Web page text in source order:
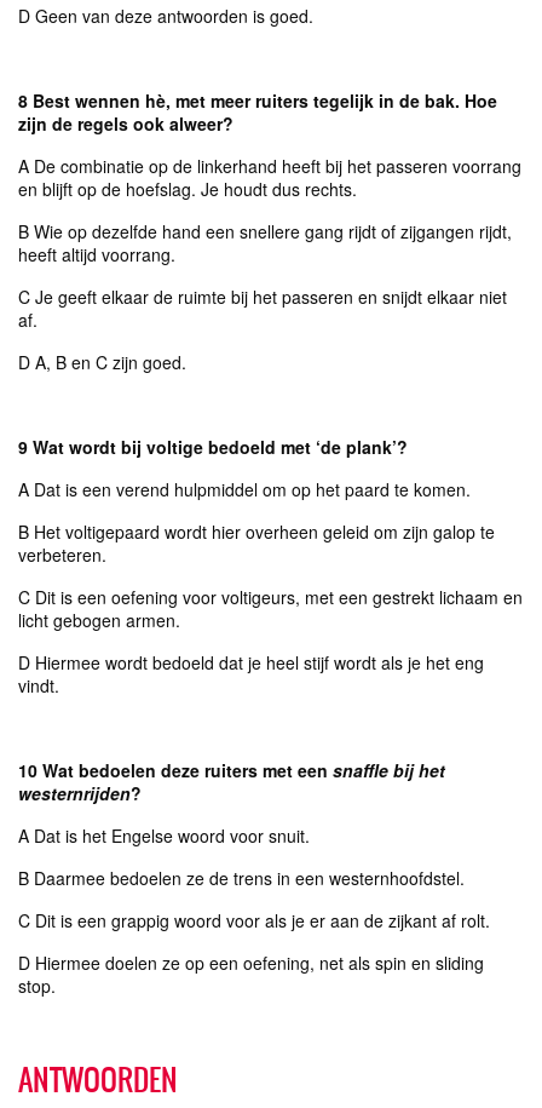
D Geen van deze antwoorden is goed.
8 Best wennen hè, met meer ruiters tegelijk in de bak. Hoe
zijn de regels ook alweer?
A De combinatie op de linkerhand heeft bij het passeren voorrang
en blijft op de hoefslag. Je houdt dus rechts.
B Wie op dezelfde hand een snellere gang rijdt of zijgangen rijdt,
heeft altijd voorrang.
C Je geeft elkaar de ruimte bij het passeren en snijdt elkaar niet
af.
D A, B en C zijn goed.
9 Wat wordt bij voltige bedoeld met ‘de plank’?
A Dat is een verend hulpmiddel om op het paard te komen.
B Het voltigepaard wordt hier overheen geleid om zijn galop te
verbeteren.
C Dit is een oefening voor voltigeurs, met een gestrekt lichaam en
licht gebogen armen.
D Hiermee wordt bedoeld dat je heel stijf wordt als je het eng
vindt.
10 Wat bedoelen deze ruiters met een snaffle bij het
westernrijden?
A Dat is het Engelse woord voor snuit.
B Daarmee bedoelen ze de trens in een westernhoofdstel.
C Dit is een grappig woord voor als je er aan de zijkant af rolt.
D Hiermee doelen ze op een oefening, net als spin en sliding
stop.
ANTWOORDEN